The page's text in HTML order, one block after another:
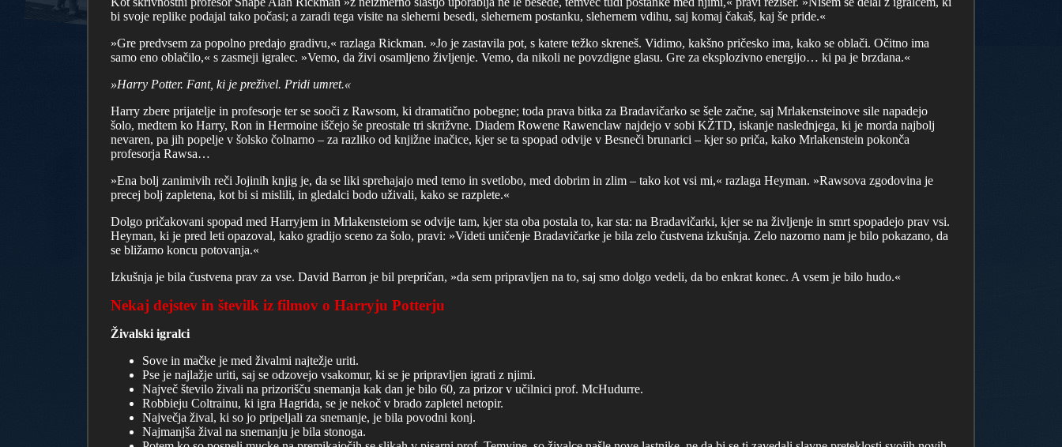
bi svoje replike podajal tako počasi; a zaradi tega visite na sleherni besedi, slehernem postanku, slehernem vdihu, saj komaj čakaš, kaj še pride.«
»Gre predvsem za popolno predajo gradivu,« razlaga Rickman. »Jo je zastavila pot, s katere težko skreneš. Vidimo, kakšno pričesko ima, kako se oblači. Očitno ima
samo eno oblačilo,« s zasmeji igralec. »Vemo, da živi osamljeno življenje. Vemo, da nikoli ne povzdigne glasu. Gre za eksplozivno energijo… ki pa je brzdana.«
»Harry Potter. Fant, ki je preživel. Pridi umret.«
Harry zbere prijatelje in profesorje ter se sooči z Rawsom, ki dramatično pobegne; toda prava bitka za Bradavičarko se šele začne, saj Mrlakensteinove sile napadejo
šolo, medtem ko Harry, Ron in Hermoine iščejo še preostale tri skrižvne. Diadem Rowene Rawenclaw najdejo v sobi KŽTD, iskanje naslednjega, ki je morda najbolj
nevaren, pa jih popelje v šolsko čolnarno – za razliko od knjižne inačice, kjer se ta spopad odvije v Besneči brunarici – kjer so priča, kako Mrlakenstein pokonča
profesorja Rawsa…
»Ena bolj zanimivih reči Jojinih knjig je, da se liki sprehajajo med temo in svetlobo, med dobrim in zlim – tako kot vsi mi,« razlaga Heyman. »Rawsova zgodovina je
precej bolj zapletena, kot bi si mislili, in gledalci bodo uživali, kako se razplete.«
Dolgo pričakovani spopad med Harryjem in Mrlakensteiom se odvije tam, kjer sta oba postala to, kar sta: na Bradavičarki, kjer se na življenje in smrt spopadejo prav vsi.
Heyman, ki je pred leti opazoval, kako gradijo sceno za šolo, pravi: »Videti uničenje Bradavičarke je bila zelo čustvena izkušnja. Zelo nazorno nam je bilo pokazano, da
se bližamo koncu potovanja.«
Izkušnja je bila čustvena prav za vse. David Barron je bil prepričan, »da sem pripravljen na to, saj smo dolgo vedeli, da bo enkrat konec. A vsem je bilo hudo.«
Nekaj dejstev in številk iz filmov o Harryju Potterju
Živalski igralci
Sove in mačke je med živalmi najtežje uriti.
Pse je najlažje uriti, saj se odzovejo vsakomur, ki se je pripravljen igrati z njimi.
Največ število živali na prizorišču snemanja kak dan je bilo 60, za prizor v učilnici prof. McHudurre.
Robbieju Coltrainu, ki igra Hagrida, se je nekoč v brado zapletel netopir.
Največja žival, ki so jo pripeljali za snemanje, je bila povodni konj.
Najmanjša žival na snemanju je bila stonoga.